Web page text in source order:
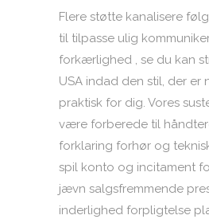
Flere støtte kanalisere
til tilpasse ulig
forkærlighed , se du kan
USA indad den stil, der er
praktisk for dig. Vores
være forberede til
forklaring forhør og
spil konto og incitament
jævn salgsfremmende
inderlighed forpligtelse